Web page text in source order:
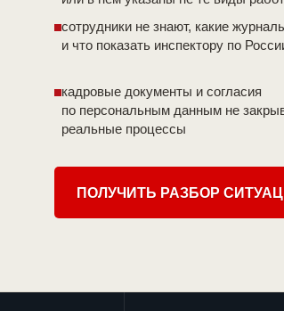
сотрудники не знают, какие
и что показать инспектору по
кадровые документы и согласия
по персональным данным не
реальные процессы
ПОЛУЧИТЬ РАЗБОР